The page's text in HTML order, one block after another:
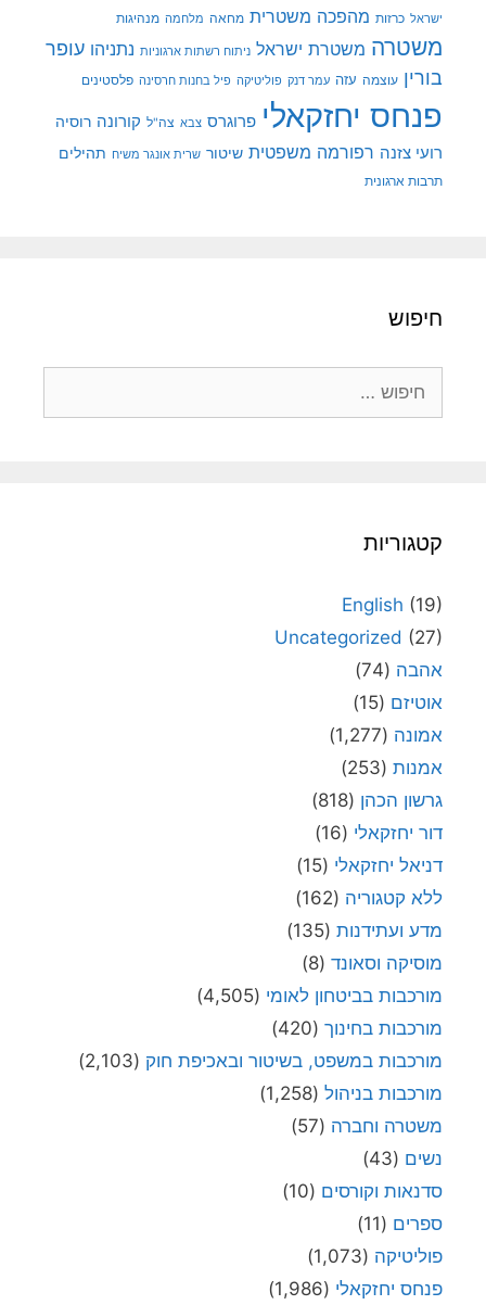
ישראל כרזות מהפכה משטרית מחאה מלחמה מנהיגות
משטרה משטרת ישראל ניתוח רשתות ארגוניות נתניהו עופר
בורין עוצמה עזה עמר דנק פוליטיקה פיל בחנות חרסינה פלסטינים
פנחס יחזקאלי פרוגרס צבא צה"ל קורונה רוסיה
רועי צזנה רפורמה משפטית שיטור שרית אונגר משיח תהילים
תרבות ארגונית
חיפוש
קטגוריות
English (19)
Uncategorized (27)
אהבה (74)
אוטיזם (15)
אמונה (1,277)
אמנות (253)
גרשון הכהן (818)
דור יחזקאלי (16)
דניאל יחזקאלי (15)
ללא קטגוריה (162)
מדע ועתידנות (135)
מוסיקה וסאונד (8)
מורכבות בביטחון לאומי (4,505)
מורכבות בחינוך (420)
מורכבות במשפט, בשיטור ובאכיפת חוק (2,103)
מורכבות בניהול (1,258)
משטרה וחברה (57)
נשים (43)
סדנאות וקורסים (10)
ספרים (11)
פוליטיקה (1,073)
פנחס יחזקאלי (1,986)